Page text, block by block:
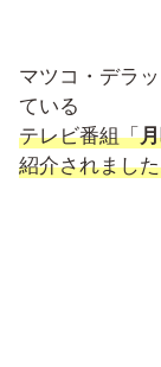
マツコ・デラ
ている
テレビ番組「
紹介されまし